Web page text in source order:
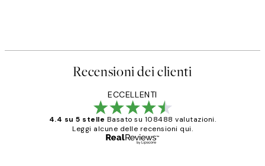
Recensioni dei clienti
ECCELLENTI
4.4 su 5 stelle Basato su 108488 valutazioni.
Leggi alcune delle recensioni qui.